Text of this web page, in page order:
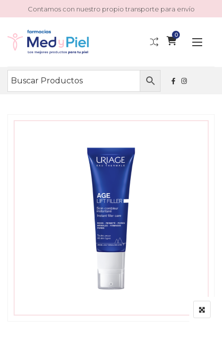
Contamos con nuestro propio transporte para envío
0